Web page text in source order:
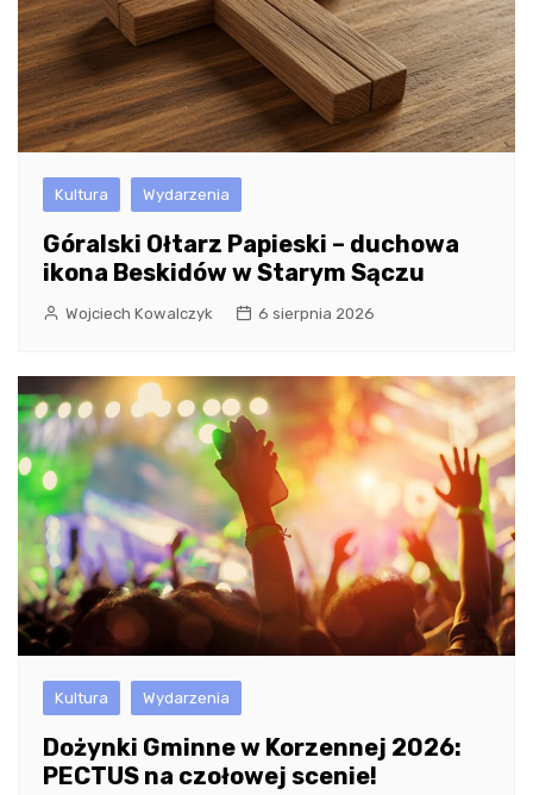
Kultura Wydarzenia
Góralski Ołtarz Papieski – duchowa
ikona Beskidów w Starym Sączu
Wojciech Kowalczyk 6 sierpnia 2026
Kultura Wydarzenia
Dożynki Gminne w Korzennej 2026:
PECTUS na czołowej scenie!